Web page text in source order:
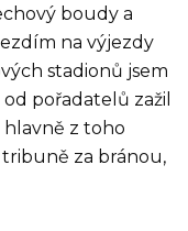
boudy a
na výjezdy
stadionů jsem
pořadatelů zažil
z toho
za bránou,